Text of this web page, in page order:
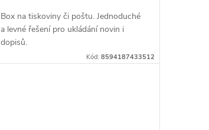
Box na tiskoviny či poštu. Jednoduché
a levné řešení pro ukládání novin i
dopisů.
Kód: 8594187433512